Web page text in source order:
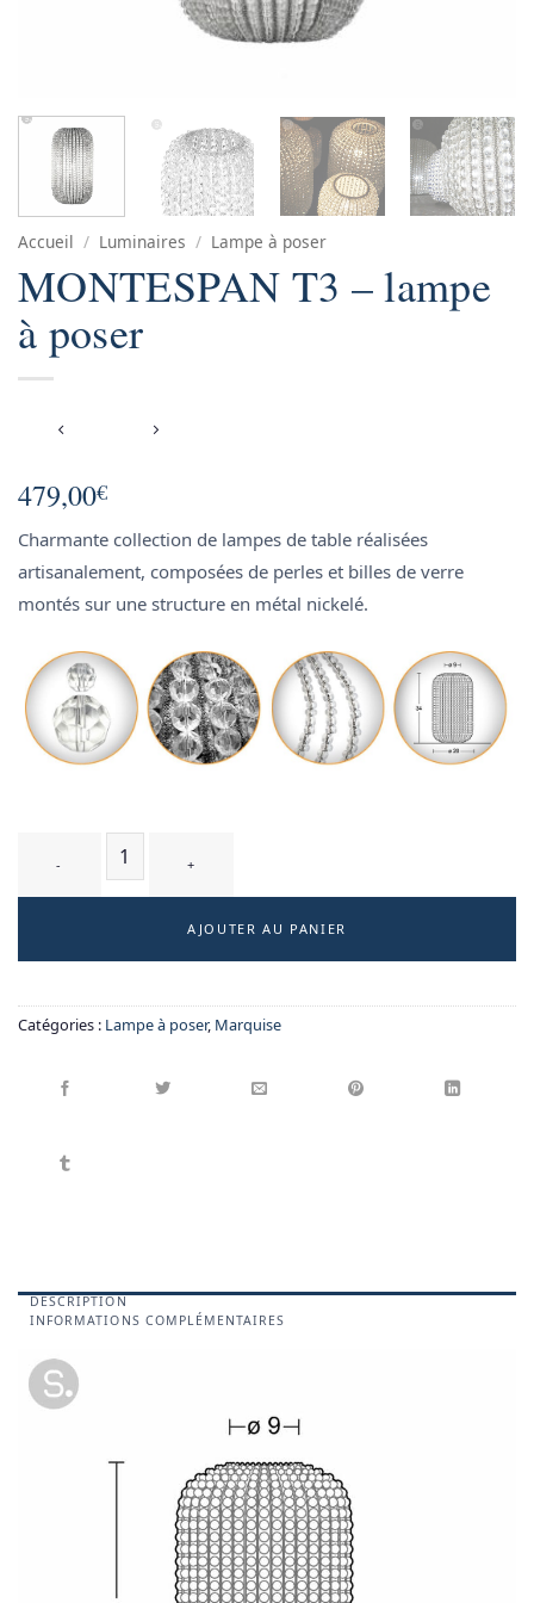
Accueil / Luminaires / Lampe à poser
MONTESPAN T3 – lampe
à poser
479,00€
Charmante collection de lampes de table réalisées
artisanalement, composées de perles et billes de verre
montés sur une structure en métal nickelé.
AJOUTER AU PANIER
Catégories : Lampe à poser, Marquise
DESCRIPTION
INFORMATIONS COMPLÉMENTAIRES